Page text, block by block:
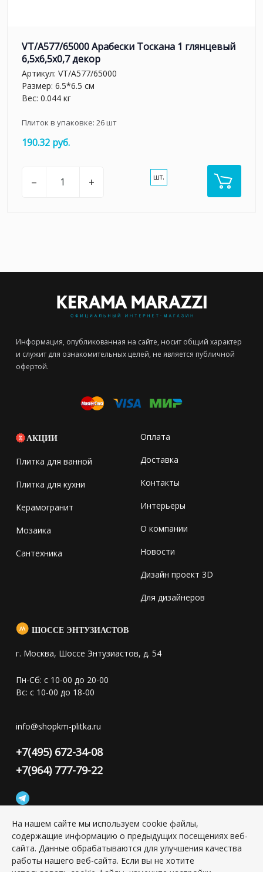
VT/A577/65000 Арабески Тоскана 1 глянцевый
6,5x6,5x0,7 декор
Артикул: VT/A577/65000
Размер: 6.5*6.5 см
Вес: 0.044 кг
Плиток в упаковке: 26шт
190.32 руб.
– + шт.
Информация, опубликованная на сайте, носит общий характер
и служит для ознакомительных целей, не является публичной
офертой.
АКЦИИ
Плитка для ванной
Плитка для кухни
Керамогранит
Мозаика
Сантехника
Оплата
Доставка
Контакты
Интерьеры
О компании
Новости
Дизайн проект 3D
Для дизайнеров
ШОССЕ ЭНТУЗИАСТОВ
г. Москва, Шоссе Энтузиастов, д. 54
Пн-Сб: с 10-00 до 20-00
Вс: с 10-00 до 18-00
info@shopkm-plitka.ru
+7(495) 672-34-08
+7(964) 777-79-22
Конфиденциальность персональной информации
На нашем сайте мы используем cookie файлы,
содержащие информацию о предыдущих посещениях веб-
сайта. Данные обрабатываются для улучшения качества
работы нашего веб-сайта. Если вы не хотите